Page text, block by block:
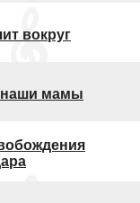
вокруг
мамы